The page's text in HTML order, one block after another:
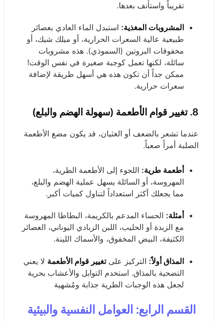
تقريباً واستأنف بعدها.
المشروبات المغذية: استبدل الماء العادي بعصائر
طبيعية عالية السعرات الحرارية، أو ميلك شيك، أو
مخفوقات البروتين (السموذي). هذه مشروبات
سائلة، لكنها تعمل كوجبة صغيرة في نفس الوقت!
ممكن جداً أن تكون هذه هي أسهل طريقة لإضافة
سعرات حرارية.
8. تغيير قوام الأطعمة (سهولة الهضم والبلع)
عندما تشعر بالضعف أو الغثيان، قد يكون مضغ الأطعمة
الصلبة أمراً صعباً.
أطعمة طرية: اللجوء إلى الأطعمة الطرية،
المهروسة، أو السائلة يسهل عملية الهضم والبلع،
مما يجعلك أكثر استعداداً لتناول كميات أكبر.
أمثلة: الحساء المدعم بالكريمة، البطاطا المهروسة
مع الزبدة أو الحليب، اللبن الزبادي اليوناني، العصائر
الكثيفة، البيض المخفوق، والأسماك اللينة.
المذاق أولاً: التركيز علىتغيير قوام الأطعمة لا يعني
التضحية بالمذاق. استخدم التوابل والأعشاب بحرية
لجعل هذه الوجبات الطرية جذابة ومُشهية
القسم الرابع: العوامل النفسية والبيئية